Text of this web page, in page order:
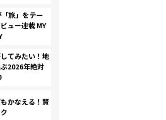
旅」をテー
ュー連載 MY
てみたい！地
2026年絶対
かなえる！賢